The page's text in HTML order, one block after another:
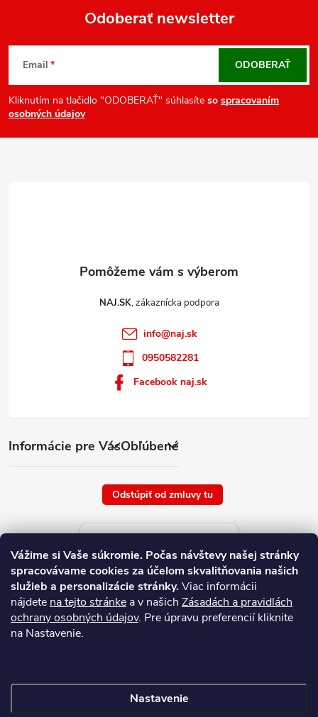
Vážime si Vaše súkromie. Počas návštevy našej stránky
spracovávame cookies za účelom skvalitňovania našich
služieb a personalizácie stránky.Viac informácii
nájdete na tejto stránke a v našich Zásadách a pravidlách
ochrany osobných údajov. Pre úpravu preferencií kliknite
na Nastavenie.
Nastavenie
i
Odoberať newsletter
Email
Kliknutím na tlačidlo "ODOBERAŤ" súhlasíte so spracovaním
osobných údajov
ODOBERAŤ
Informácie pre VásObľúbené
NAJ.SK
info@naj.sk
0950582281
Facebook naj.sk
Odstúpiť od zmluvy tu
Aktuálne ceny tovaru
platné od : 6/8/2026